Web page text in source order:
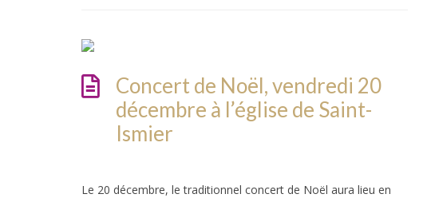
Concert de Noël, vendredi 20
décembre à l’église de Saint-
Ismier
Le 20 décembre, le traditionnel concert de Noël aura lieu en